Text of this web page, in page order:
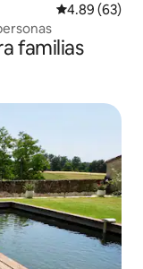
Calificación
4.89 (63)
familias